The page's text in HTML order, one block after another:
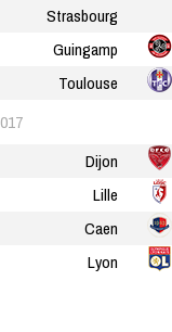
Strasbourg
Guingamp
Toulouse
Dijon
Lille
Caen
Lyon